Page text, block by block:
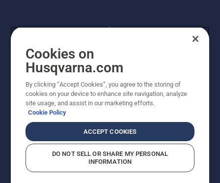
© Husqvarna AB (publ). Kaikki oikeudet pidätetään.
Hinnat ovat suositushintoja. Varaamme oikeudet
hintamuutoksiin, kirjoitus- ja sisältövirheisiin. Sivusto
pyritään pitämään mahdollisimman ajantasaisena ja
suositushintoja (sis. alv), ellei tuotetta voi ostaa
suoraan verkkosivustoltamme.
EvästekäytäntöKäyttöehdotTietosuojailmoitusTiedot
Epäillyistä rikkomuksista ilmoittaminen
Cookies on
Husqvarna.com
By clicking “Accept Cookies”, you agree to the storing of
cookies on your device to enhance site navigation, analyze
site usage, and assist in our marketing efforts.
Cookie Policy
ACCEPT COOKIES
DO NOT SELL OR SHARE MY PERSONAL
INFORMATION